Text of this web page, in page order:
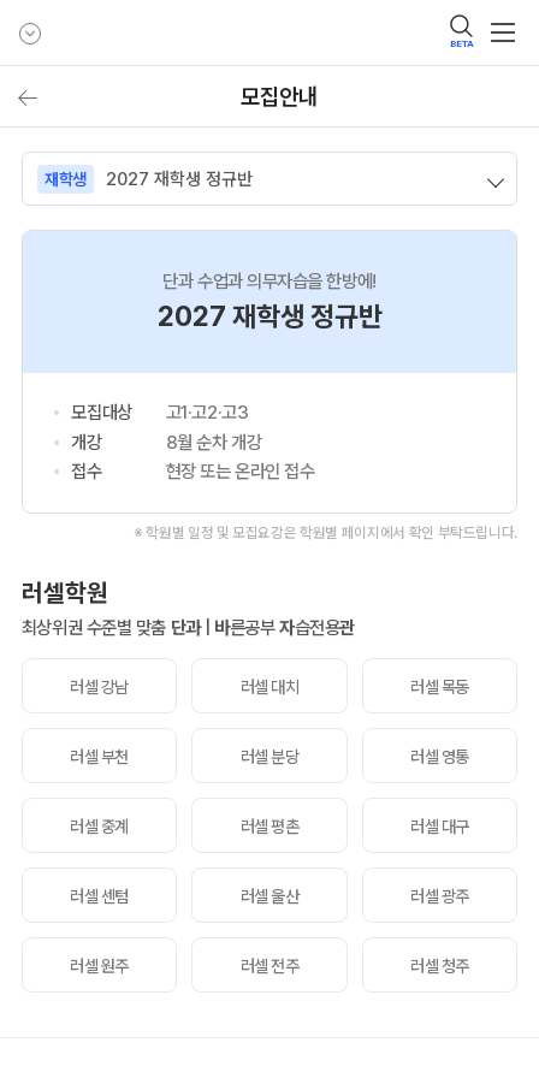
BETA
모집안내
재학생 2027 재학생 정규반
단과 수업과 의무자습을 한방에!
2027 재학생 정규반
모집대상
고1·고2·고3
개강
8월 순차 개강
접수
현장 또는 온라인 접수
※ 학원별 일정 및 모집요강은 학원별 페이지에서 확인 부탁드립니다.
러셀학원
최상위권 수준별 맞춤 단과| 바른공부자습전용관
러셀 강남 러셀 대치 러셀 목동
러셀 부천 러셀 분당 러셀 영통
러셀 중계 러셀 평촌 러셀 대구
러셀 센텀 러셀 울산 러셀 광주
러셀 원주 러셀 전주 러셀 청주